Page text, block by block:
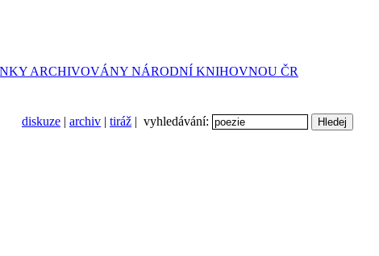
diskuze | archiv | tiráž | vyhledávání: